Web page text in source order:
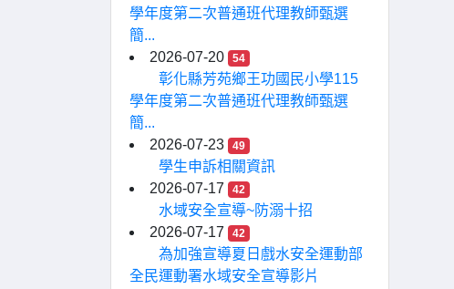
學年度第二次普通班代理教師甄選
簡...
2026-07-20
54
彰化縣芳苑鄉王功國民小學115
學年度第二次普通班代理教師甄選
簡...
2026-07-23
49
學生申訴相關資訊
2026-07-17
42
水域安全宣導~防溺十招
2026-07-17
42
為加強宣導夏日戲水安全運動部
全民運動署水域安全宣導影片